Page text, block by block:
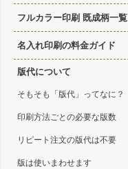
フルカラー印刷 既成柄一覧
名入れ印刷の料金ガイド
版代について
そもそも「版代」ってなに？
印刷方法ごとの必要な版数
リピート注文の版代は不要
版は使いまわせます